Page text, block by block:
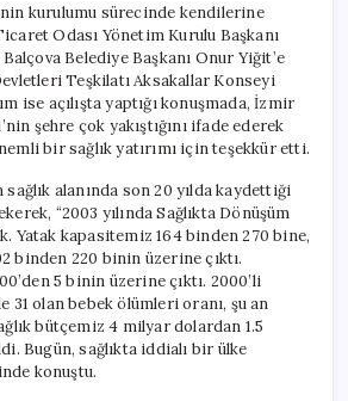
kurulumu sürecinde kendilerine
Odası Yönetim Kurulu Başkanı
Belediye Başkanı Onur Yiğit’e
Teşkilatı Aksakallar Konseyi
ise açılışta yaptığı konuşmada, İzmir
şehre çok yakıştığını ifade ederek
bir sağlık yatırımı için teşekkür etti.
sağlık alanında son 20 yılda kaydettiği
“2003 yılında Sağlıkta Dönüşüm
Yatak kapasitemiz 164 binden 270 bine,
binden 220 binin üzerine çıktı.
5 binin üzerine çıktı. 2000’li
31 olan bebek ölümleri oranı, şu an
bütçemiz 4 milyar dolardan 1.5
Bugün, sağlıkta iddialı bir ülke
konuştu.